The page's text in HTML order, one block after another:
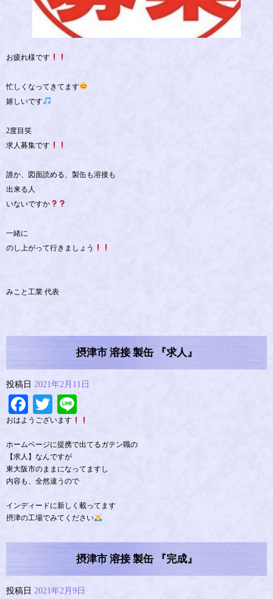
お疲れ様です
忙しくなってきてます
嬉しいです
2度目笑
求人募集です
誰か、図面読める、製缶も溶接も
出来る人
いないですか
一緒に
のし上がって行きましょう
みこと工業 代表
摂津市 溶接 製缶 『求人』
投稿日 2021年2月11日
Facebook
Twitter
おはようございます
ホームページに提携で出てるガテン職の
【求人】なんですが
東大阪市のままになってますし
内容も、全然違うので
インディードに新しく載ってます
摂津の工場でみてください
摂津市 溶接 製缶 『完成』
投稿日 2021年2月9日